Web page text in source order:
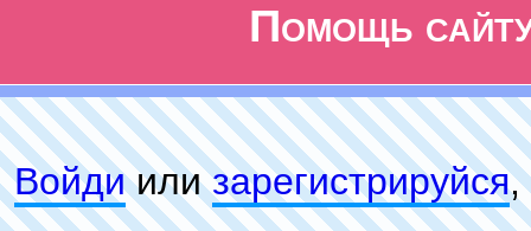
Помощь
Войдиилизарeгиcтpируйся,